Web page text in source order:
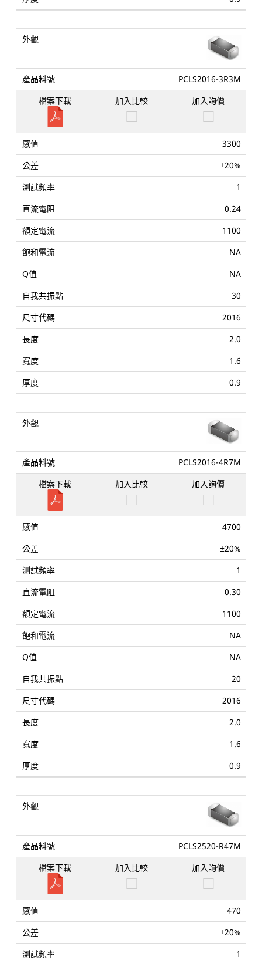
PCLS2016-3R3M
3300
±20%
1
0.24
1100
NA
NA
30
2016
2.0
1.6
0.9
PCLS2016-4R7M
4700
±20%
1
0.30
1100
NA
NA
20
2016
2.0
1.6
0.9
PCLS2520-R47M
470
±20%
1